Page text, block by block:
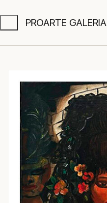
PROARTE GALERIA